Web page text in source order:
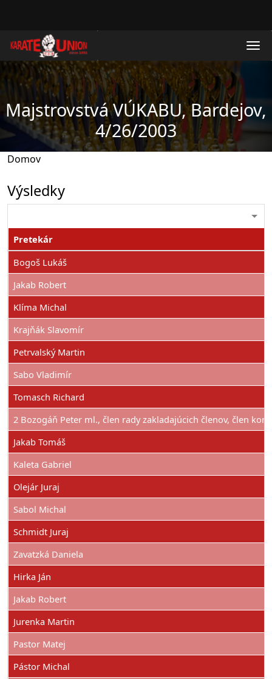
Majstrovstvá VÚKABU, Bardejov,
4/26/2003
Domov
Výsledky
Pretekár
Bogoš Lukáš
Jakab Robert
Klíma Michal
Krajňák Slavomír
Petrvalský Martin
Sabo Vladimír
Tomasch Richard
2 Bozogáň Peter ml., člen rady zakladajúcich členov, člen
Jakab Tomáš
Kaleta Gabriel
Olejár Juraj
Sabol Michal
Schmidt Juraj
Zavatzká Daniela
Hirka Ján
Jakab Robert
Jurenka Martin
Pastor Matej
Pástor Michal